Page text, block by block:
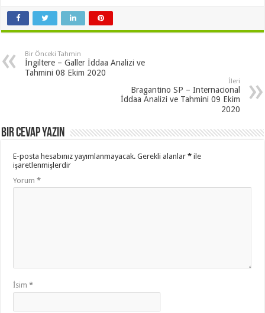
Bir Önceki Tahmin
İngiltere – Galler İddaa Analizi ve
Tahmini 08 Ekim 2020
İleri
Bragantino SP – Internacional
İddaa Analizi ve Tahmini 09 Ekim
2020
Bir cevap yazın
E-posta hesabınız yayımlanmayacak. Gerekli alanlar* ile
işaretlenmişlerdir
Yorum*
İsim*